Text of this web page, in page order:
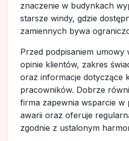
znaczenie w budynkach
starsze windy, gdzie
zamiennych bywa
Przed podpisaniem umowy
opinie klientów, zakres
oraz informacje dotyczące
pracowników. Dobrze
firma zapewnia wsparcie w
awarii oraz oferuje
zgodnie z ustalonym